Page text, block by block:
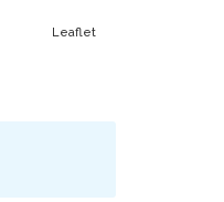
Leaflet